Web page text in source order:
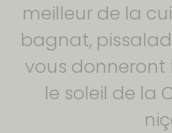
meilleur de la
bagnat,
vous donneront
le soleil de la